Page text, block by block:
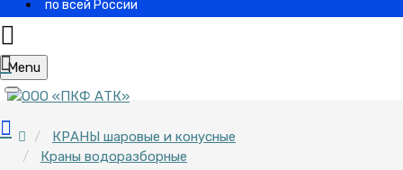
по всей России
Menu
КРАНЫ шаровые и конусные
Краны водоразборные